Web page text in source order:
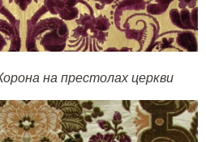
на престолах церкви